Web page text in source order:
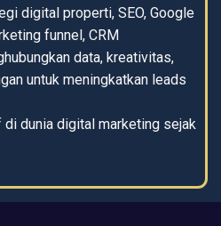
digital properti, SEO, Google
funnel, CRM
data, kreativitas,
untuk meningkatkan leads
di dunia digital marketing sejak